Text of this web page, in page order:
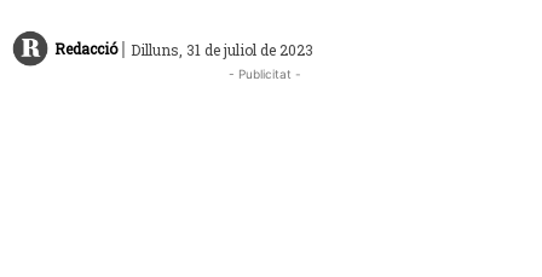
Redacció | Dilluns, 31 de juliol de 2023
- Publicitat -